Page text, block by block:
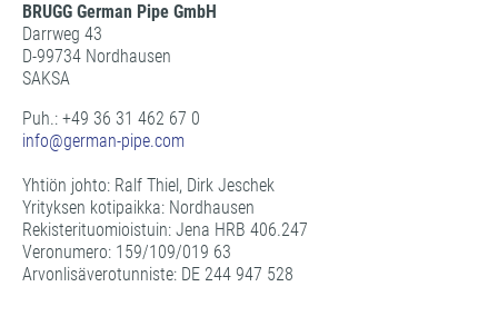
BRUGG German Pipe GmbH
Darrweg 43
D-99734 Nordhausen
SAKSA
Puh.: +49 36 31 462 67 0
info@german-pipe.com
Yhtiön johto: Ralf Thiel, Dirk Jeschek
Yrityksen kotipaikka: Nordhausen
Rekisterituomioistuin: Jena HRB 406.247
Veronumero: 159/109/019 63
Arvonlisäverotunniste: DE 244 947 528